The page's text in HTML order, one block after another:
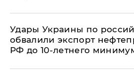
Удары Украины по
обвалили экспорт
РФ до 10-летнего